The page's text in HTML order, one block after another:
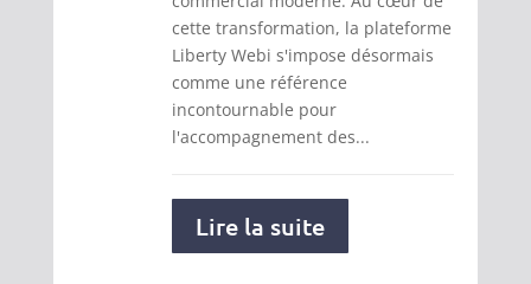
cette transformation, la plateforme
Liberty Webi s'impose désormais
comme une référence
incontournable pour
l'accompagnement des...
Lire la suite